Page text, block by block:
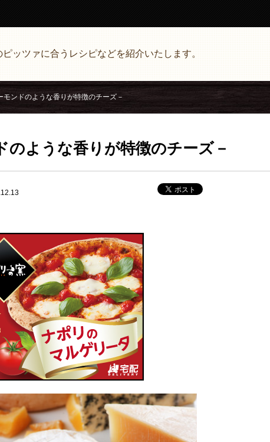
ッツァに合うレシピなどを紹介いたします。
モンドのような香りが特徴のチーズ－
のような香りが特徴のチーズ－